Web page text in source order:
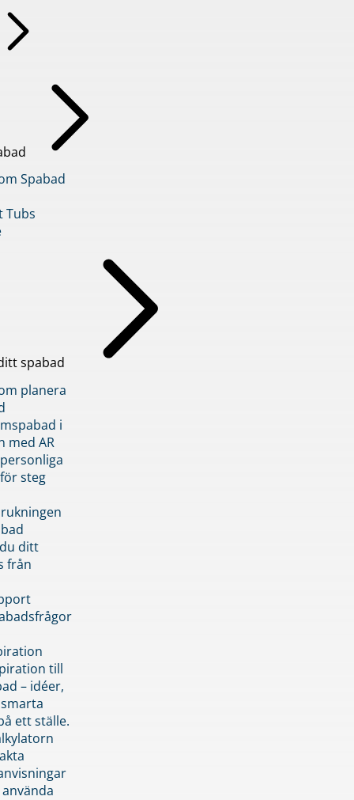
Spabad
Tubs
spabad
planera
i
med AR
steg
ditt
från
till
– idéer,
ett ställe.